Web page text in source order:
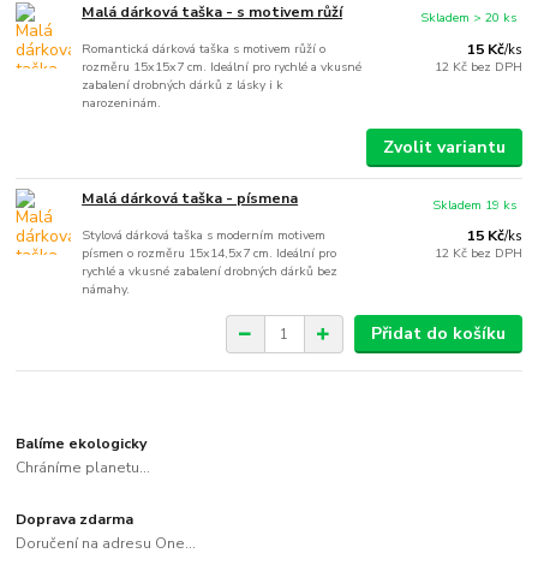
Malá dárková taška - s motivem růží
Romantická dárková taška s motivem růží o
rozměru 15x15x7 cm. Ideální pro rychlé a vkusné
zabalení drobných dárků z lásky i k
narozeninám.
15 Kč/ks
12 Kč bez DPH
Skladem > 20 ks
Zvolit variantu
Malá dárková taška - písmena
Stylová dárková taška s moderním motivem
písmen o rozměru 15x14,5x7 cm. Ideální pro
rychlé a vkusné zabalení drobných dárků bez
námahy.
15 Kč/ks
12 Kč bez DPH
Skladem 19 ks
Přidat do košíku
Balíme ekologicky
Chráníme planetu...
Doprava zdarma
Doručení na adresu One...